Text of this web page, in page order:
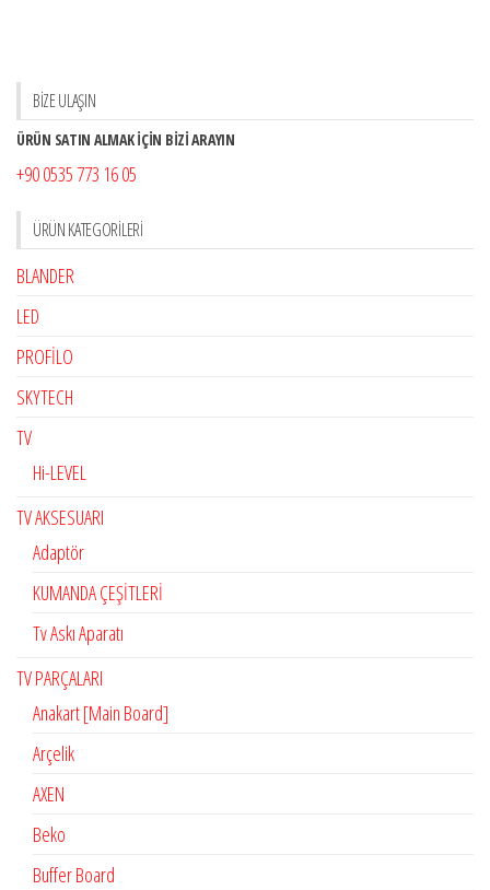
BİZE ULAŞIN
ÜRÜN SATIN ALMAK İÇİN BİZİ ARAYIN
+90 0535 773 16 05
ÜRÜN KATEGORILERI
BLANDER
LED
PROFİLO
SKYTECH
TV
Hi-LEVEL
TV AKSESUARI
Adaptör
KUMANDA ÇEŞİTLERİ
Tv Askı Aparatı
TV PARÇALARI
Anakart [Main Board]
Arçelik
AXEN
Beko
Buffer Board